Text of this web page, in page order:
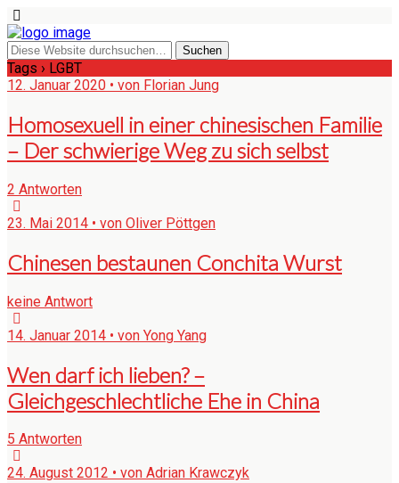
Tags › LGBT
12. Januar 2020 • von Florian Jung
Homosexuell in einer chinesischen Familie
– Der schwierige Weg zu sich selbst
2 Antworten
23. Mai 2014 • von Oliver Pöttgen
Chinesen bestaunen Conchita Wurst
keine Antwort
14. Januar 2014 • von Yong Yang
Wen darf ich lieben? –
Gleichgeschlechtliche Ehe in China
5 Antworten
24. August 2012 • von Adrian Krawczyk